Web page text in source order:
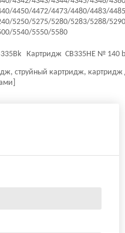
4450/4472/4473/4480/4483/
5250/5275/5280/5283/5288/
5540/5550/5580
Картридж CB335HE № 140
струйный картридж, картридж